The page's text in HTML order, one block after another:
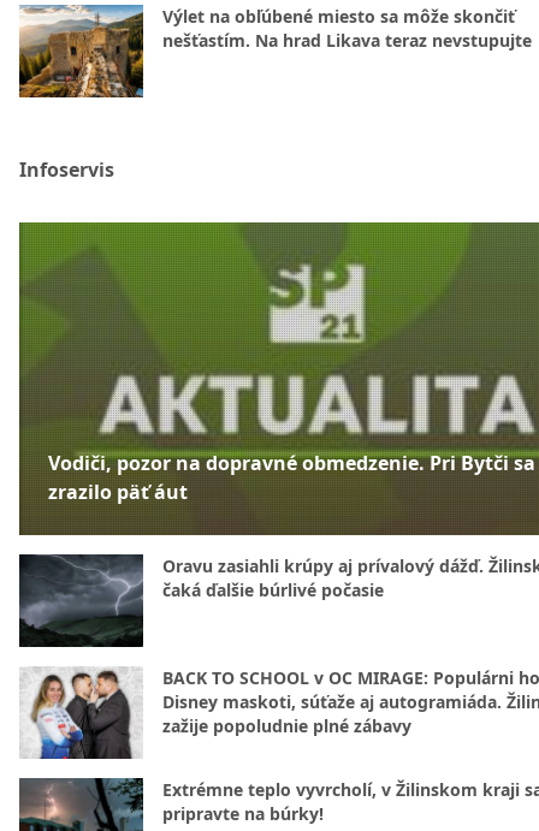
Výlet na obľúbené miesto sa môže skončiť
nešťastím. Na hrad Likava teraz nevstupujte
Infoservis
Vodiči, pozor na dopravné obmedzenie. Pri Bytči sa
zrazilo päť áut
Oravu zasiahli krúpy aj prívalový dážď.
čaká ďalšie búrlivé počasie
BACK TO SCHOOL v OC MIRAGE: Populárni
Disney maskoti, súťaže aj autogramiáda.
zažije popoludnie plné zábavy
Extrémne teplo vyvrcholí, v Žilinskom kraji
pripravte na búrky!